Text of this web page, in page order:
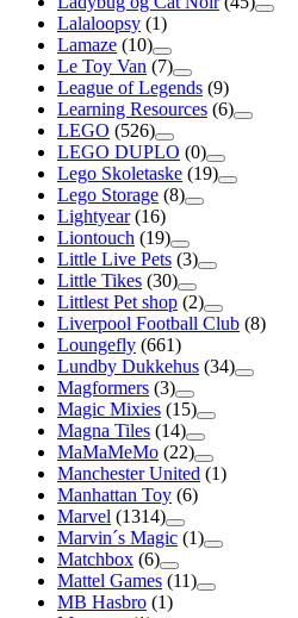
Lalaloopsy (1)
Lamaze (10)
Le Toy Van (7)
League of Legends (9)
Learning Resources (6)
LEGO (526)
LEGO DUPLO (0)
Lego Skoletaske (19)
Lego Storage (8)
Lightyear (16)
Liontouch (19)
Little Live Pets (3)
Little Tikes (30)
Littlest Pet shop (2)
Liverpool Football Club (8)
Loungefly (661)
Lundby Dukkehus (34)
Magformers (3)
Magic Mixies (15)
Magna Tiles (14)
MaMaMeMo (22)
Manchester United (1)
Manhattan Toy (6)
Marvel (1314)
Marvin´s Magic (1)
Matchbox (6)
Mattel Games (11)
MB Hasbro (1)